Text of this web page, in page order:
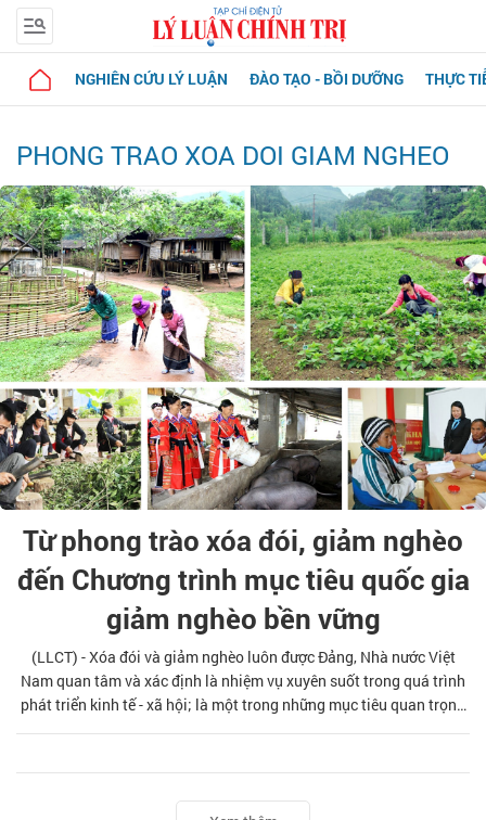
NGHIÊN CỨU LÝ LUẬN ĐÀO TẠO - BỒI DƯỠNG THỰC
PHONG TRAO XOA DOI GIAM NGHEO
Từ phong trào xóa đói, giảm nghèo
đến Chương trình mục tiêu quốc gia
giảm nghèo bền vững
(LLCT) - Xóa đói và giảm nghèo luôn được Đảng, Nhà nước Việt
Nam quan tâm và xác định là nhiệm vụ xuyên suốt trong quá trình
phát triển kinh tế - xã hội; là một trong những mục tiêu quan trọng
nghèo, từ đó góp phần khẳng định niềm tin vào một Nhà nước của
dân và vì dân.